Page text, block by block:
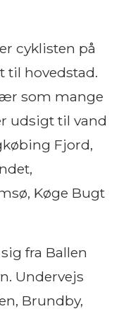
cyklisten på
til hovedstad.
som mange
udsigt til vand
Fjord,
Køge Bugt
fra Ballen
Undervejs
Brundby,